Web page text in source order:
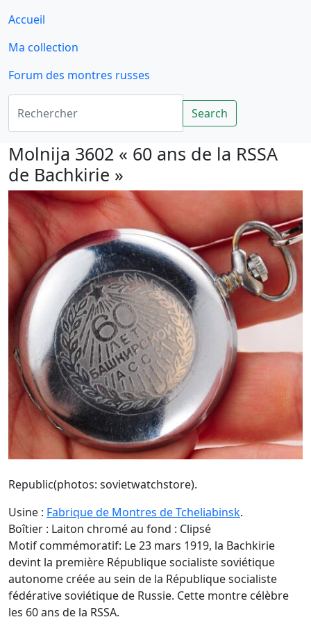
Accueil
Ma collection
Forum des montres russes
Rechercher
Search
Molnija 3602 « 60 ans de la RSSA
de Bachkirie »
Republic(photos: sovietwatchstore).
Usine : Fabrique de Montres de Tcheliabinsk.
Boîtier : Laiton chromé au fond : Clipsé
Motif commémoratif: Le 23 mars 1919, la Bachkirie
devint la première République socialiste soviétique
autonome créée au sein de la République socialiste
fédérative soviétique de Russie. Cette montre célèbre
les 60 ans de la RSSA.